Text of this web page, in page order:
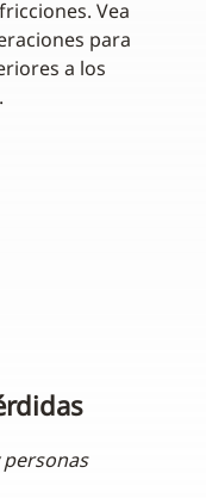
Vea
para
a los